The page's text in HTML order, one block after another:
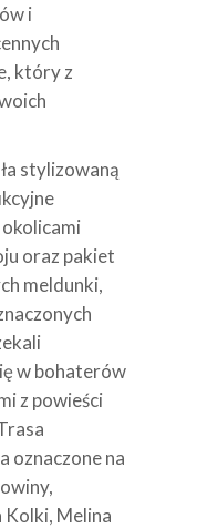
i
który z
stylizowaną
oraz pakiet
meldunki,
w bohaterów
z powieści
oznaczone na
Kolki, Melina